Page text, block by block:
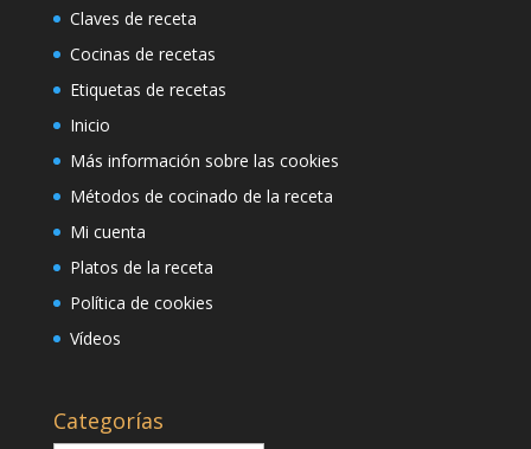
Claves de receta
Cocinas de recetas
Etiquetas de recetas
Inicio
Más información sobre las cookies
Métodos de cocinado de la receta
Mi cuenta
Platos de la receta
Política de cookies
Vídeos
Categorías